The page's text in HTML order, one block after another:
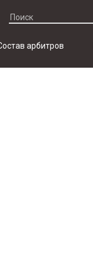
арбитров